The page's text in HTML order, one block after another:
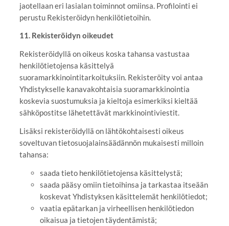
jaotellaan eri lasialan toiminnot omiinsa. Profilointi ei
perustu Rekisteröidyn henkilötietoihin.
11. Rekisteröidyn oikeudet
Rekisteröidyllä on oikeus koska tahansa vastustaa
henkilötietojensa käsittelyä
suoramarkkinointitarkoituksiin. Rekisteröity voi antaa
Yhdistykselle kanavakohtaisia suoramarkkinointia
koskevia suostumuksia ja kieltoja esimerkiksi kieltää
sähköpostitse lähetettävät markkinointiviestit.
Lisäksi rekisteröidyllä on lähtökohtaisesti oikeus
soveltuvan tietosuojalainsäädännön mukaisesti milloin
tahansa:
saada tieto henkilötietojensa käsittelystä;
saada pääsy omiin tietoihinsa ja tarkastaa itseään
koskevat Yhdistyksen käsittelemät henkilötiedot;
vaatia epätarkan ja virheellisen henkilötiedon
oikaisua ja tietojen täydentämistä;